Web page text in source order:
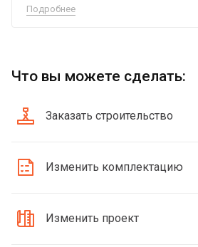
Подробнее
Что вы можете сделать:
Заказать строительство
Изменить комплектацию
Изменить проект